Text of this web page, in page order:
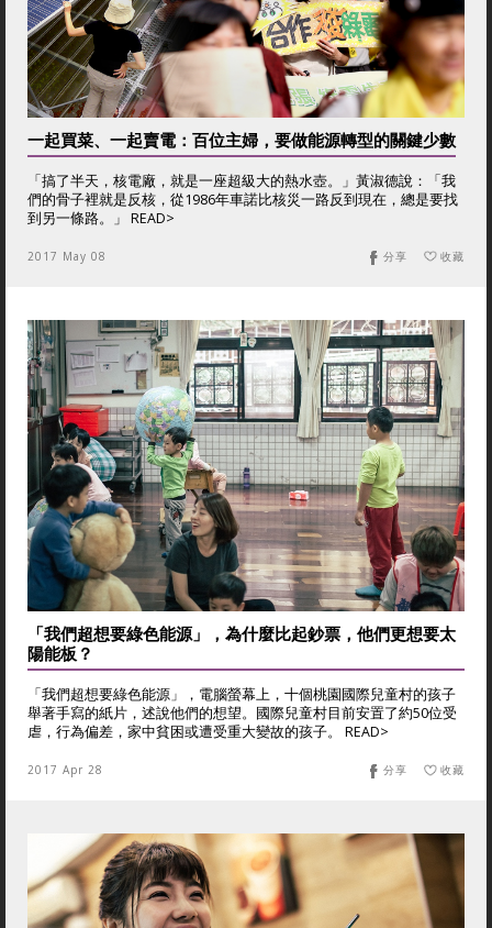
一起買菜、一起賣電：百位主婦，要做能源轉型的關鍵少數
「搞了半天，核電廠，就是一座超級大的熱水壺。」黃淑德說：「我
們的骨子裡就是反核，從1986年車諾比核災一路反到現在，總是要找
到另一條路。」 READ>
2017 May 08 收藏
分享
「我們超想要綠色能源」，為什麼比起鈔票，他們更想要太
陽能板？
「我們超想要綠色能源」，電腦螢幕上，十個桃園國際兒童村的孩子
舉著手寫的紙片，述說他們的想望。國際兒童村目前安置了約50位受
虐，行為偏差，家中貧困或遭受重大變故的孩子。 READ>
2017 Apr 28 收藏
分享